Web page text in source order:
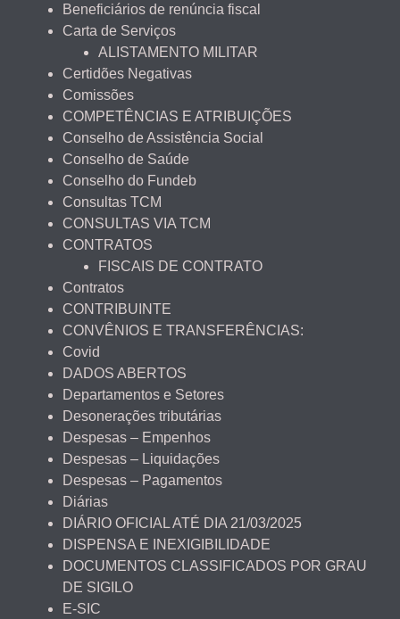
Beneficiários de renúncia fiscal
Carta de Serviços
ALISTAMENTO MILITAR
Certidões Negativas
Comissões
COMPETÊNCIAS E ATRIBUIÇÕES
Conselho de Assistência Social
Conselho de Saúde
Conselho do Fundeb
Consultas TCM
CONSULTAS VIA TCM
CONTRATOS
FISCAIS DE CONTRATO
Contratos
CONTRIBUINTE
CONVÊNIOS E TRANSFERÊNCIAS:
Covid
DADOS ABERTOS
Departamentos e Setores
Desonerações tributárias
Despesas – Empenhos
Despesas – Liquidações
Despesas – Pagamentos
Diárias
DIÁRIO OFICIAL ATÉ DIA 21/03/2025
DISPENSA E INEXIGIBILIDADE
DOCUMENTOS CLASSIFICADOS POR GRAU
DE SIGILO
E-SIC